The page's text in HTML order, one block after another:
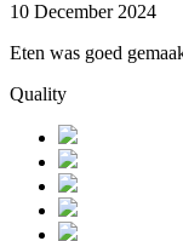
10 December 2024
Eten was goed
Quality